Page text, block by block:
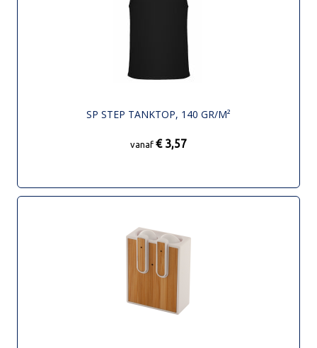
SP STEP TANKTOP, 140 GR/M²
vanaf € 3,57